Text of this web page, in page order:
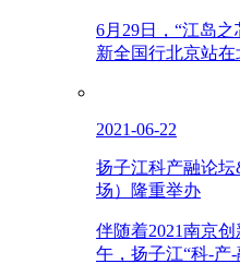
6月29日，“江岛
新全国行北京站在
2021-06-22
扬子江科产融论
场）隆重举办
伴随着2021南京
午，扬子江“科-产